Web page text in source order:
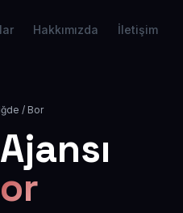
Hakkımızda İletişim
/ Bor